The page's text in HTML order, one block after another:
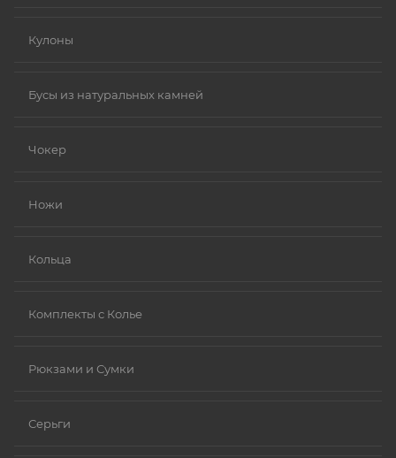
Кулоны
Бусы из натуральных камней
Чокер
Ножи
Кольца
Комплекты с Колье
Рюкзами и Сумки
Серьги